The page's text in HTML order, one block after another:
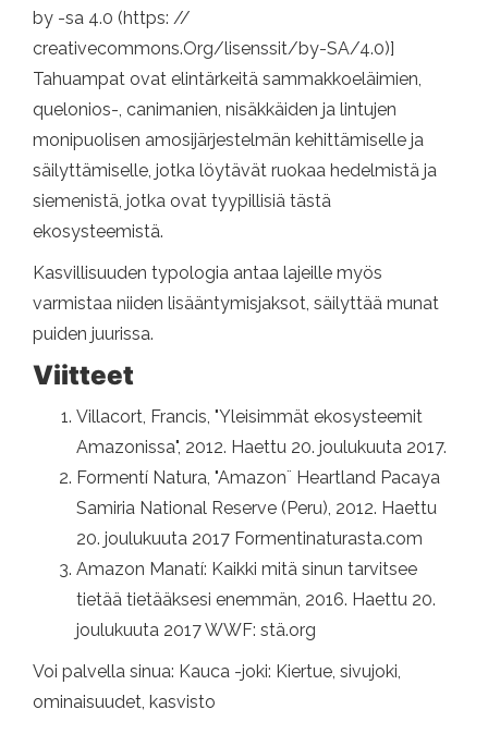
by -sa 4.0 (https: //
creativecommons.Org/lisenssit/by-SA/4.0)]
Tahuampat ovat elintärkeitä sammakkoeläimien,
quelonios-, canimanien, nisäkkäiden ja lintujen
monipuolisen amosijärjestelmän kehittämiselle ja
säilyttämiselle, jotka löytävät ruokaa hedelmistä ja
siemenistä, jotka ovat tyypillisiä tästä
ekosysteemistä.
Kasvillisuuden typologia antaa lajeille myös
varmistaa niiden lisääntymisjaksot, säilyttää munat
puiden juurissa.
Viitteet
Villacort, Francis, "Yleisimmät ekosysteemit
Amazonissa", 2012. Haettu 20. joulukuuta 2017.
Formentí Natura, "Amazon¨ Heartland Pacaya
Samiria National Reserve (Peru), 2012. Haettu
20. joulukuuta 2017 Formentinaturasta.com
Amazon Manatí: Kaikki mitä sinun tarvitsee
tietää tietääksesi enemmän, 2016. Haettu 20.
joulukuuta 2017 WWF: stä.org
Voi palvella sinua: Kauca -joki: Kiertue, sivujoki,
ominaisuudet, kasvisto